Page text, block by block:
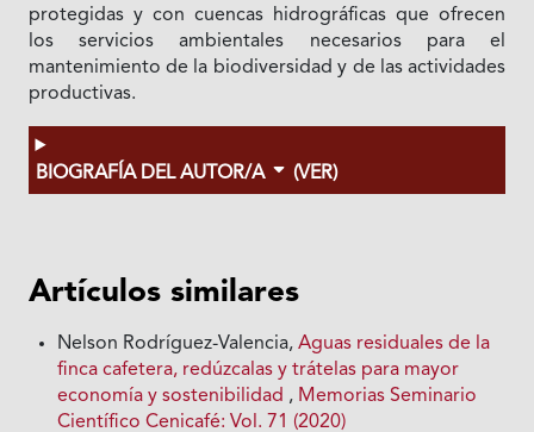
protegidas y con cuencas hidrográficas que ofrecen
los servicios ambientales necesarios para el
mantenimiento de la biodiversidad y de las actividades
productivas.
BIOGRAFÍA DEL AUTOR/A (VER)
Artículos similares
Nelson Rodríguez-Valencia,Aguas residuales de la
finca cafetera, redúzcalas y trátelas para mayor
economía y sostenibilidad , Memorias Seminario
Científico Cenicafé: Vol. 71 (2020)